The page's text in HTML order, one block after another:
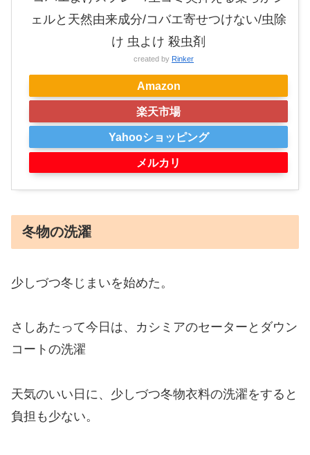
ェルと天然由来成分/コバエ寄せつけない/虫除
け 虫よけ 殺虫剤
created by Rinker
Amazon
楽天市場
Yahooショッピング
メルカリ
冬物の洗濯
少しづつ冬じまいを始めた。
さしあたって今日は、カシミアのセーターとダウン
コートの洗濯
天気のいい日に、少しづつ冬物衣料の洗濯をすると
負担も少ない。